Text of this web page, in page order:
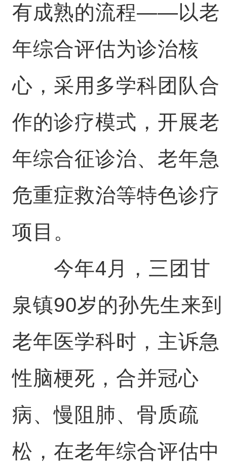
有成熟的流程——以老
年综合评估为诊治核
心，采用多学科团队合
作的诊疗模式，开展老
年综合征诊治、老年急
危重症救治等特色诊疗
项目。
今年4月，三团甘
泉镇90岁的孙先生来到
老年医学科时，主诉急
性脑梗死，合并冠心
病、慢阻肺、骨质疏
松，在老年综合评估中